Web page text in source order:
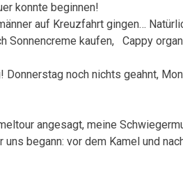
konnte beginnen!
auf Kreuzfahrt gingen…
kaufen, Cappy
noch nichts geahnt,
angesagt, meine
begann: vor dem Kamel und